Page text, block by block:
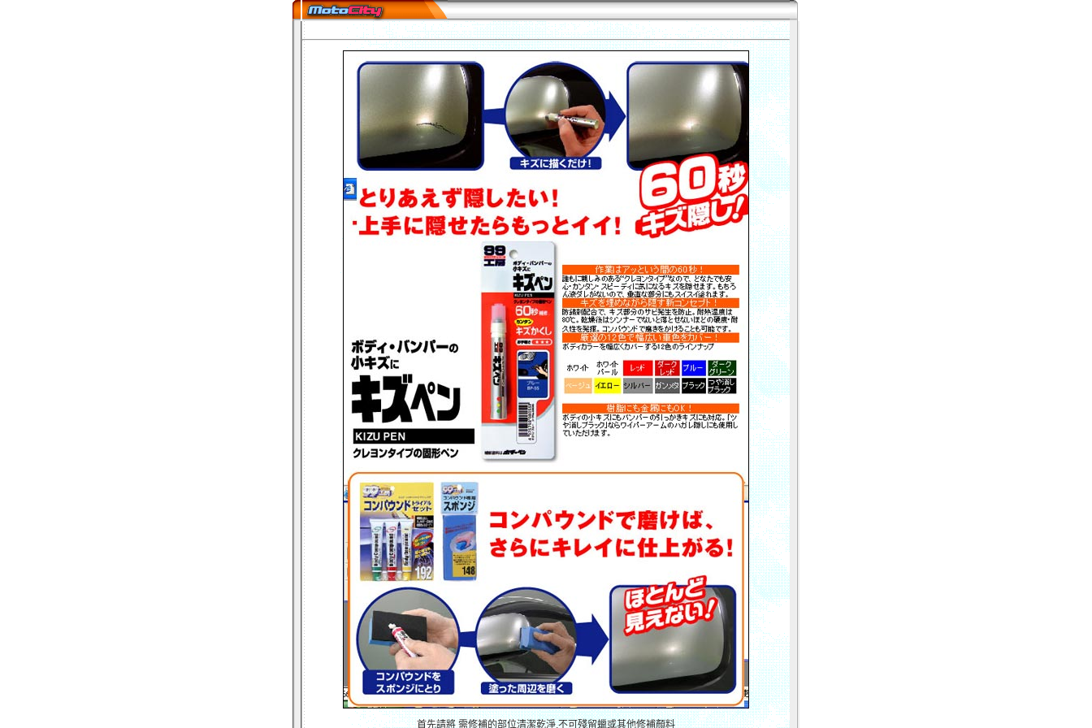
首先請將 需修補的部位清潔乾淨.不可殘留蠟或其他修補顏料